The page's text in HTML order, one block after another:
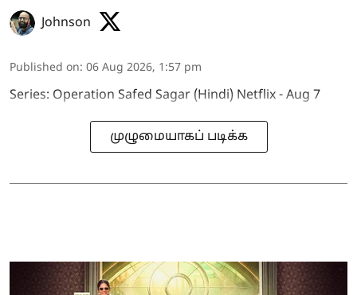
Johnson
Published on: 06 Aug 2026, 1:57 pm
Series: Operation Safed Sagar (Hindi) Netflix - Aug 7
முழுமையாகப் படிக்க